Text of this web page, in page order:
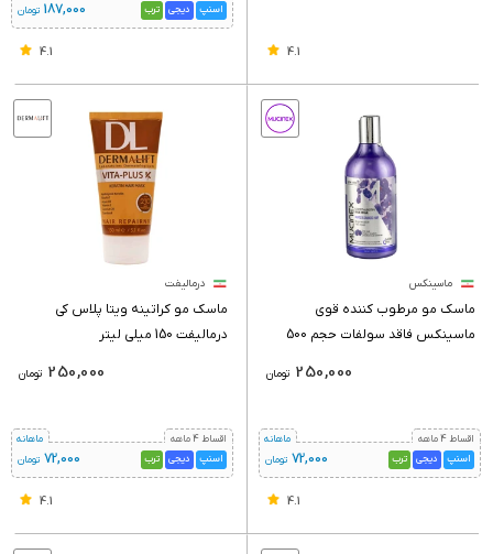
4.1
اسنپ
دیجی ترب 187,000 تومان
4.1
ماسینکس
ماسک مو مرطوب کننده قوی
ماسینکس فاقد سولفات حجم 500
تومان 250,000
اقساط 4 ماهه
اسنپ
دیجی ترب 72,000 تومان
ماهانه
4.1
درمالیفت
ماسک مو کراتینه ویتا پلاس کی
درمالیفت 150 میلی لیتر
تومان 250,000
اقساط 4 ماهه
اسنپ
دیجی ترب 72,000 تومان
ماهانه
4.1